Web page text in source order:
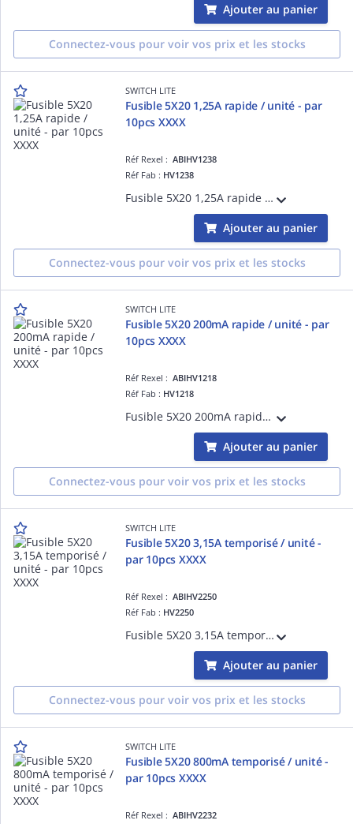
Ajouter au panier
Connectez-vous pour voir vos prix et les stocks
SWITCH LITE
Fusible 5X20 1,25A rapide / unité - par
10pcs XXXX
Réf Rexel :ABIHV1238
Réf Fab : HV1238
Fusible 5X20 1,25A rapide - Tarifé à l'unité, vendu par colisage 10pcs
Ajouter au panier
Connectez-vous pour voir vos prix et les stocks
SWITCH LITE
Fusible 5X20 200mA rapide / unité - par
10pcs XXXX
Réf Rexel :ABIHV1218
Réf Fab : HV1218
Fusible 5X20 200mA rapide - Tarifé à l'unité, vendu par colisage 10pcs
Ajouter au panier
Connectez-vous pour voir vos prix et les stocks
SWITCH LITE
Fusible 5X20 3,15A temporisé / unité -
par 10pcs XXXX
Réf Rexel :ABIHV2250
Réf Fab : HV2250
Fusible 5X20 3,15A temporisé - Tarifé à l'unité, vendu par colisage 10pcs
Ajouter au panier
Connectez-vous pour voir vos prix et les stocks
SWITCH LITE
Fusible 5X20 800mA temporisé / unité -
par 10pcs XXXX
Réf Rexel :ABIHV2232